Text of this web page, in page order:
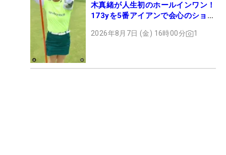
木真緒が人生初のホールインワン！
173yを5番アイアンで会心のショッ
2026年8月7日 (金) 16時00分 1